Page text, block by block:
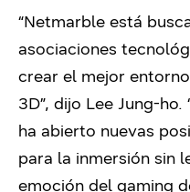
“Netmarble está
asociaciones
crear el mejor
3D”, dijo Lee Jung-
ha abierto nuevas
para la inmersión sin
emoción del gaming